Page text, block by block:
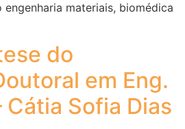
engenharia materiais, biomédica
do
em Eng.
Cátia Sofia Dias